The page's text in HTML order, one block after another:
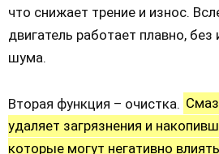
что снижает трение и износ.
двигатель работает плавно, без
шума.
Вторая функция – очистка.
удаляет загрязнения и
которые могут негативно